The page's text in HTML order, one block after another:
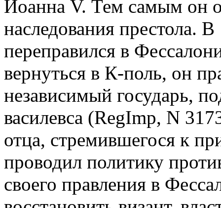
Иоанна V. Тем самым он
наследования престола.
переправился в
вернуться в К-поль, он
независимый государь,
василевса (RegImp, N
отца, стремившегося к
проводил политику
своего правления в